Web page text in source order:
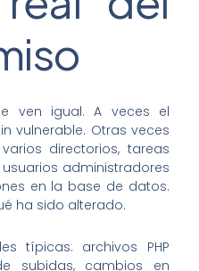
ven igual. A veces el
vulnerable. Otras veces
directorios, tareas
administradores
en la base de datos.
ha sido alterado.
típicas: archivos PHP
subidas, cambios en